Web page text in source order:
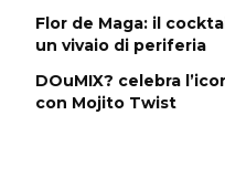
Flor de Maga: il
un vivaio di periferia
DOuMIX? celebra
con Mojito Twist